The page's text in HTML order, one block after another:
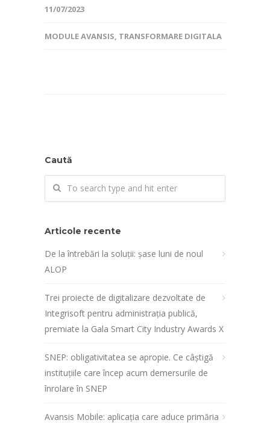
11/07/2023
MODULE AVANSIS, TRANSFORMARE DIGITALA
Caută
Articole recente
De la întrebări la soluții: șase luni de noul
ALOP
Trei proiecte de digitalizare dezvoltate de
Integrisoft pentru administrația publică,
premiate la Gala Smart City Industry Awards X
SNEP: obligativitatea se apropie. Ce câștigă
instituțiile care încep acum demersurile de
înrolare în SNEP
Avansis Mobile: aplicația care aduce primăria